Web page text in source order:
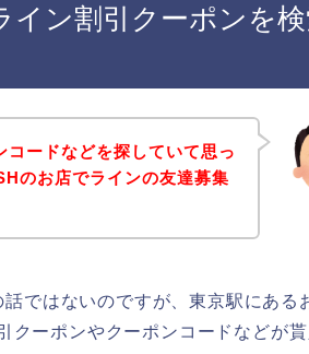
イン割引クーポンを
ードなどを探していて思っ
のお店でラインの友達募集
ではないのですが、東京駅にある
クーポンやクーポンコードなどが